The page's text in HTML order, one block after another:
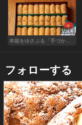
Vol.4
本能をゆさぶる「手づかみフード」のススメ！
フォローする